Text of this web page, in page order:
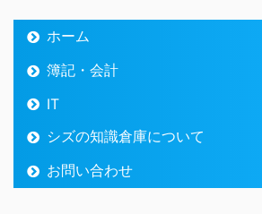
ホーム
簿記・会計
IT
シズの知識倉庫について
お問い合わせ